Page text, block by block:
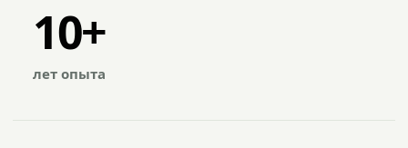
10+
лет опыта